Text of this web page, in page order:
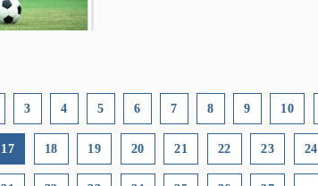
3 4 5 6 7 8 9 10
17 18 19 20 21 22 23 24